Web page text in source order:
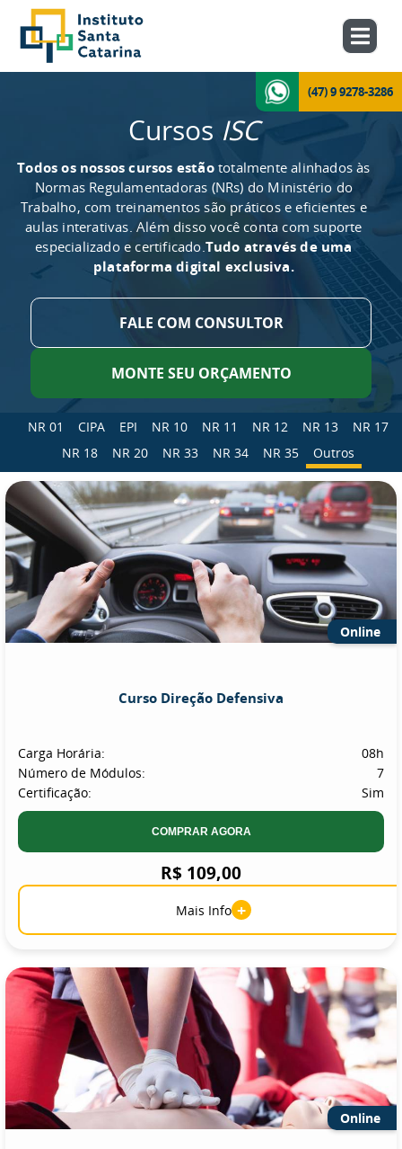
(47) 9 9278-3286
Cursos ISC
Todos os nossos cursos estãototalmente alinhados às
Normas Regulamentadoras (NRs) do Ministério do
Trabalho, com treinamentos são práticos e eficientes e
aulas interativas. Além disso você conta com suporte
especializado e certificado.Tudo através de uma
plataforma digital exclusiva.
FALE COM CONSULTOR
MONTE SEU ORÇAMENTO
NR 01 CIPA EPI NR 10 NR 11 NR 12 NR 13
NR 17
NR 18
NR 20 NR 33 NR 34 NR 35 Outros
Online
Curso Direção Defensiva
Carga Horária:
08h
Número de Módulos:
7
Certificação:
Sim
COMPRAR AGORA
R$ 109,00
Mais Info +
Online